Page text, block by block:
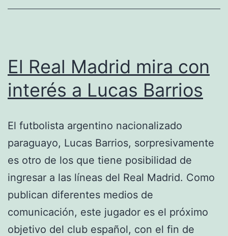
El Real Madrid mira con
interés a Lucas Barrios
El futbolista argentino nacionalizado
paraguayo, Lucas Barrios, sorpresivamente
es otro de los que tiene posibilidad de
ingresar a las líneas del Real Madrid. Como
publican diferentes medios de
comunicación, este jugador es el próximo
objetivo del club español, con el fin de